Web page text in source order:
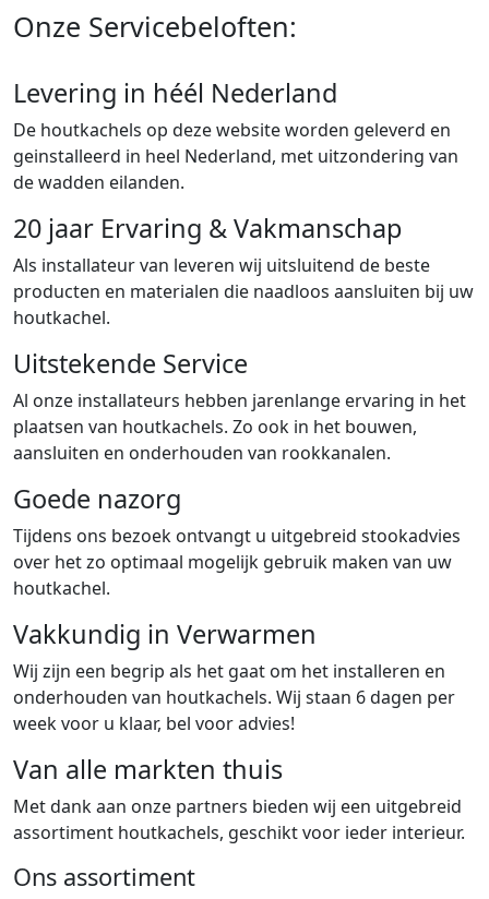
Onze Servicebeloften:
Levering in héél Nederland
De houtkachels op deze website worden geleverd en
geinstalleerd in heel Nederland, met uitzondering van
de wadden eilanden.
20 jaar Ervaring & Vakmanschap
Als installateur van leveren wij uitsluitend de beste
producten en materialen die naadloos aansluiten bij uw
houtkachel.
Uitstekende Service
Al onze installateurs hebben jarenlange ervaring in het
plaatsen van houtkachels. Zo ook in het bouwen,
aansluiten en onderhouden van rookkanalen.
Goede nazorg
Tijdens ons bezoek ontvangt u uitgebreid stookadvies
over het zo optimaal mogelijk gebruik maken van uw
houtkachel.
Vakkundig in Verwarmen
Wij zijn een begrip als het gaat om het installeren en
onderhouden van houtkachels. Wij staan 6 dagen per
week voor u klaar, bel voor advies!
Van alle markten thuis
Met dank aan onze partners bieden wij een uitgebreid
assortiment houtkachels, geschikt voor ieder interieur.
Ons assortiment